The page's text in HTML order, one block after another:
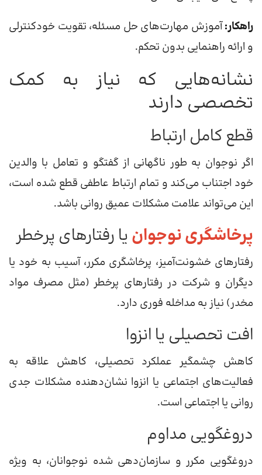
راهکار:آموزش مهارت‌های حل مسئله، تقویت خودکنترلی
و ارائه راهنمایی بدون تحکم.
نشانه‌هایی که نیاز به کمک
تخصصی دارند
قطع کامل ارتباط
اگر نوجوان به طور ناگهانی از گفتگو و تعامل با والدین
خود اجتناب می‌کند و تمام ارتباط عاطفی قطع شده است،
این می‌تواند علامت مشکلات عمیق روانی باشد.
پرخاشگری نوجوان یا رفتارهای پرخطر
رفتارهای خشونت‌آمیز، پرخاشگری مکرر، آسیب به خود یا
دیگران و شرکت در رفتارهای پرخطر (مثل مصرف مواد
مخدر) نیاز به مداخله فوری دارد.
افت تحصیلی یا انزوا
کاهش چشمگیر عملکرد تحصیلی، کاهش علاقه به
فعالیت‌های اجتماعی یا انزوا نشان‌دهنده مشکلات جدی
روانی یا اجتماعی است.
دروغگویی مداوم
دروغگویی مکرر و سازمان‌دهی شده نوجوانان، به ویژه